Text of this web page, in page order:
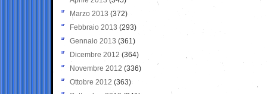
Marzo 2013 (372)
Febbraio 2013 (293)
Gennaio 2013 (361)
Dicembre 2012 (364)
Novembre 2012 (336)
Ottobre 2012 (363)